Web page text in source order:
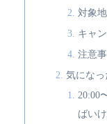
対象
キャ
注意
気になっ
20:00
ばい